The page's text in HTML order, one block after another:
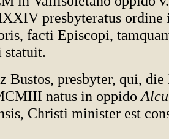
presbyteratus ordine
facti Episcopi,
statuit.
Bustos, presbyter, qui,
natus in oppido
Christi minister est